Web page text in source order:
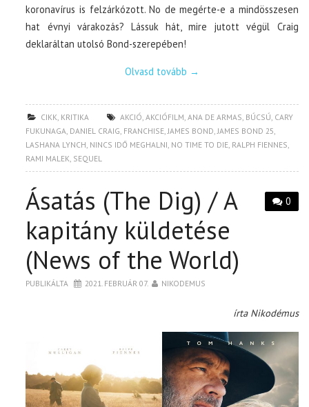
koronavírus is felzárkózott. No de megérte-e a mindösszesen
hat évnyi várakozás? Lássuk hát, mire jutott végül Craig
deklaráltan utolsó Bond-szerepében!
Olvasd tovább →
CIKK, KRITIKA AKCIÓ,AKCIÓFILM,ANA DE ARMAS, BÚCSÚ, CARY
FUKUNAGA, DANIEL CRAIG, FRANCHISE,JAMES BOND,JAMES BOND 25,
LASHANA LYNCH, NINCS IDŐ MEGHALNI, NO TIME TO DIE, RALPH FIENNES,
RAMI MALEK, SEQUEL
0
Ásatás (The Dig) / A
kapitány küldetése
(News of the World)
PUBLIKÁLTA 2021. FEBRUÁR 07. NIKODEMUS
írta Nikodémus